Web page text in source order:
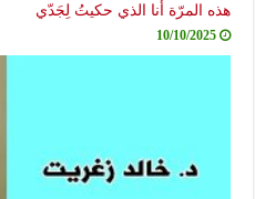
هذه المرّة أنا الذي حكيتُ لِجَدّي
10/10/2025